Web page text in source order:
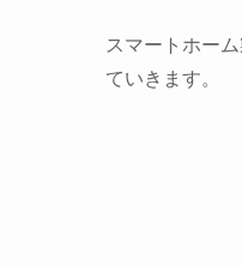
スマートホー
ていきます。